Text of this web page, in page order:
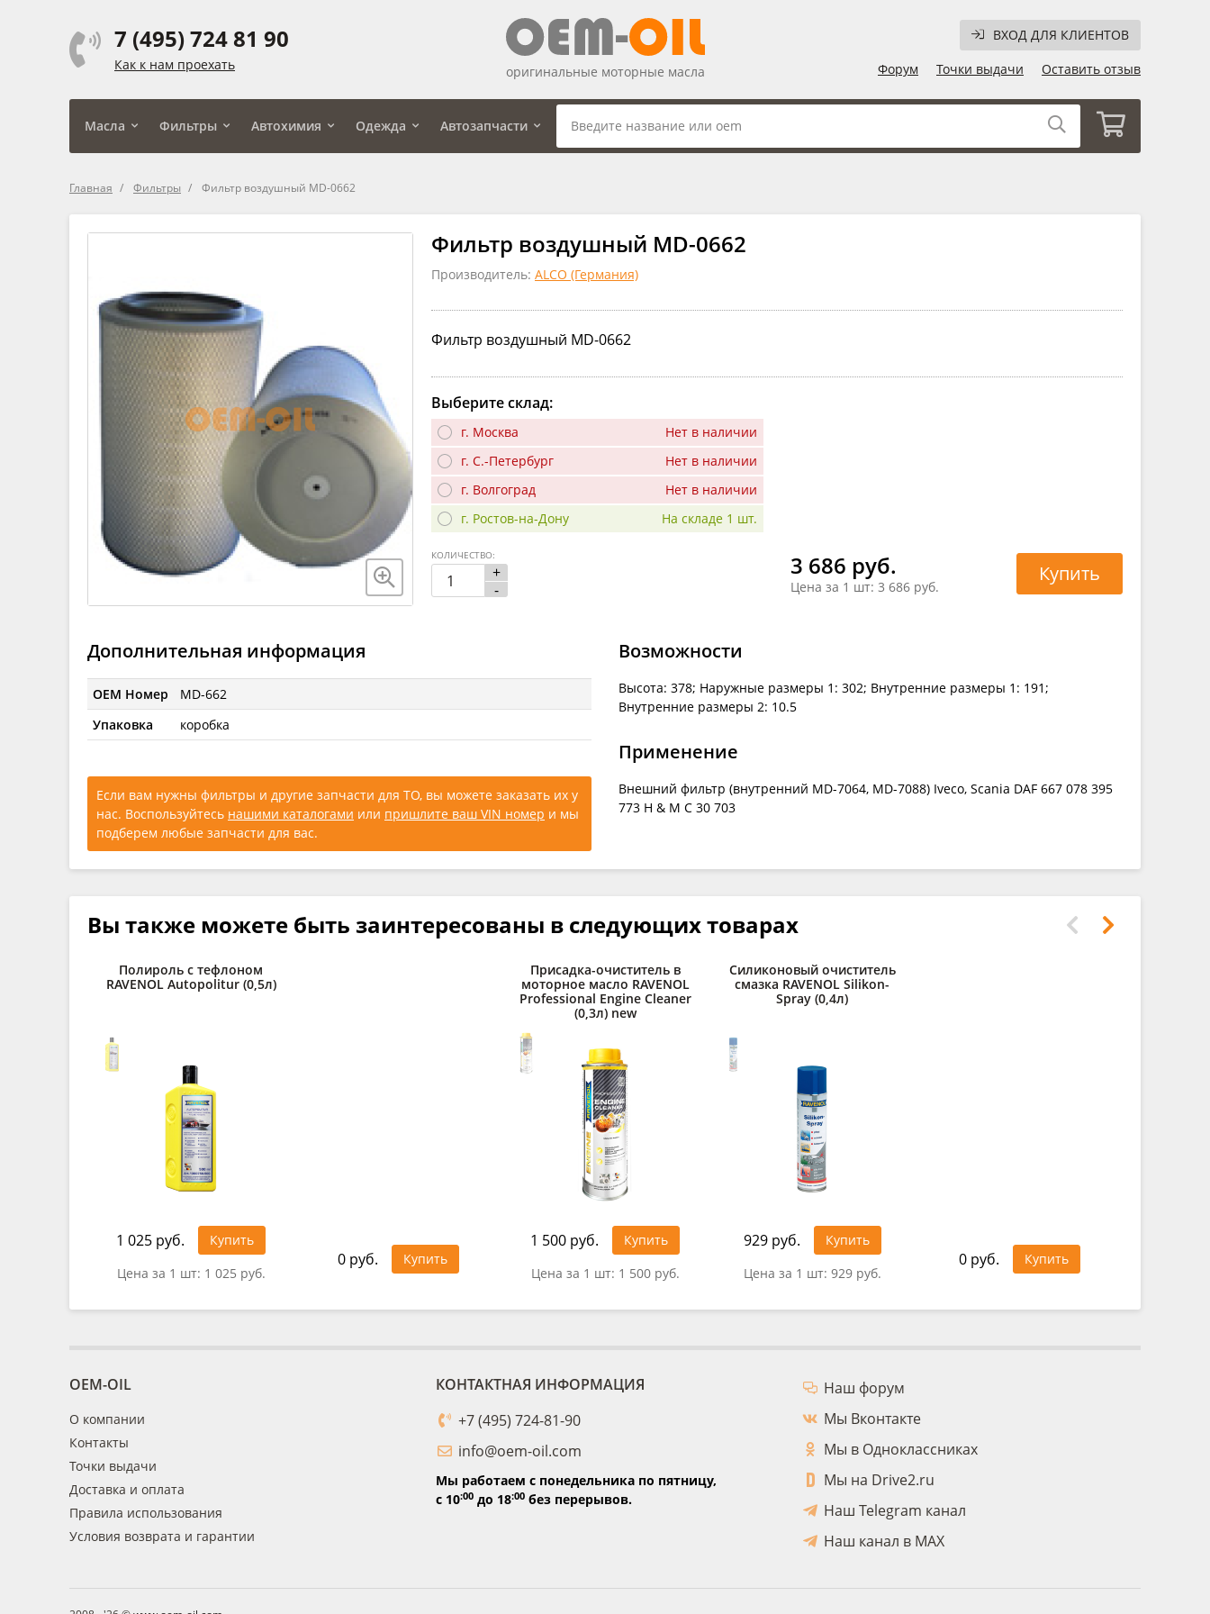
7 (495) 724 81 90
Как к нам проехать
ВХОД ДЛЯ КЛИЕНТОВ
Форум
Точки выдачи Оставить отзыв
оригинальные моторные масла
Масла Фильтры Автохимия Одежда Автозапчасти
Главная Фильтры Фильтр воздушный MD-0662
Фильтр воздушный MD-0662
Производитель: ALCO (Германия)
Фильтр воздушный MD-0662
Выберите склад:
г. Москва
Нет в наличии
г. С.-Петербург
Нет в наличии
г. Волгоград
Нет в наличии
г. Ростов-на-Дону
На складе 1 шт.
3 686 руб.
Цена за 1 шт: 3 686 руб.
+
-
КОЛИЧЕСТВО:
Купить
Дополнительная информация
OEM Номер
MD-662
Упаковка
коробка
Если вам нужны фильтры и другие запчасти для ТО, вы можете заказать их у
нас. Воспользуйтесь нашими каталогами или пришлите ваш VIN номер и мы
подберем любые запчасти для вас.
Возможности
Высота: 378; Наружные размеры 1: 302; Внутренние размеры 1: 191;
Внутренние размеры 2: 10.5
Применение
Внешний фильтр (внутренний MD-7064, MD-7088) Iveco, Scania DAF 667 078 395
773 H & M C 30 703
Вы также можете быть заинтересованы в следующих товарах
Полироль с тефлоном
RAVENOL Autopolitur (0,5л)
1 025 руб.
Купить
Цена за 1 шт: 1 025 руб.
0 руб. Купить
Присадка-очиститель в
моторное масло RAVENOL
Professional Engine Cleaner
(0,3л) new
1 500 руб.
Купить
Цена за 1 шт: 1 500 руб.
Силиконовый очиститель
смазка RAVENOL Silikon-
Spray (0,4л)
929 руб.
Купить
Цена за 1 шт: 929 руб.
0 руб. Купить
OEM-OIL
О компании
Контакты
Точки выдачи
Доставка и оплата
Правила использования
Условия возврата и гарантии
КОНТАКТНАЯ ИНФОРМАЦИЯ
+7 (495) 724-81-90
info@oem-oil.com
Мы работаем с понедельника по пятницу,
с 10:00до 18:00без перерывов.
Наш форум
Мы Вконтакте
Мы в Одноклассниках
Мы на Drive2.ru
Наш Telegram канал
Наш канал в MAX